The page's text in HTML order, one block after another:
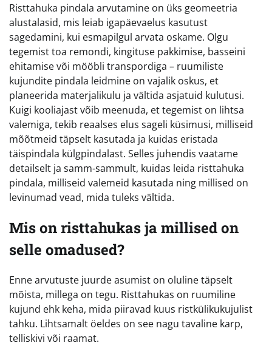
Risttahuka pindala arvutamine on üks geomeetria
alustalasid, mis leiab igapäevaelus kasutust
sagedamini, kui esmapilgul arvata oskame. Olgu
tegemist toa remondi, kingituse pakkimise, basseini
ehitamise või mööbli transpordiga – ruumiliste
kujundite pindala leidmine on vajalik oskus, et
planeerida materjalikulu ja vältida asjatuid kulutusi.
Kuigi kooliajast võib meenuda, et tegemist on lihtsa
valemiga, tekib reaalses elus sageli küsimusi, milliseid
mõõtmeid täpselt kasutada ja kuidas eristada
täispindala külgpindalast. Selles juhendis vaatame
detailselt ja samm-sammult, kuidas leida risttahuka
pindala, milliseid valemeid kasutada ning millised on
levinumad vead, mida tuleks vältida.
Mis on risttahukas ja millised on
selle omadused?
Enne arvutuste juurde asumist on oluline täpselt
mõista, millega on tegu. Risttahukas on ruumiline
kujund ehk keha, mida piiravad kuus ristkülikukujulist
tahku. Lihtsamalt öeldes on see nagu tavaline karp,
telliskivi või raamat.